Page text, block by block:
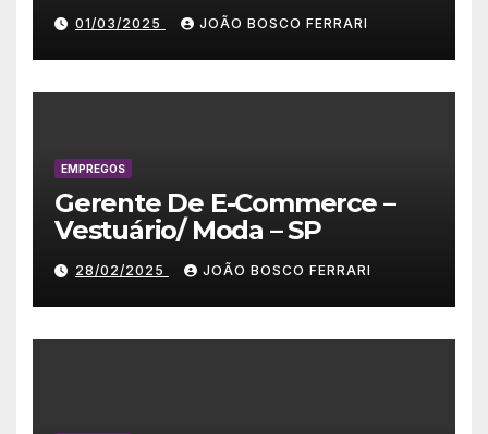
01/03/2025 JOÃO BOSCO FERRARI
EMPREGOS
Gerente De E-Commerce –
Vestuário/ Moda – SP
28/02/2025 JOÃO BOSCO FERRARI